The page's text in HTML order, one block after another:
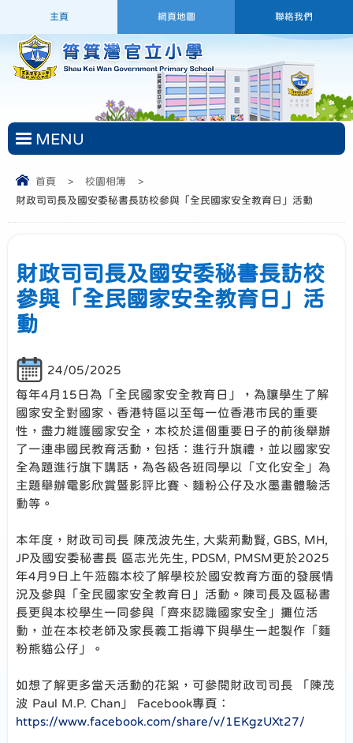
主頁 網頁地圖 聯絡我們
MENU
首頁 > 校園相簿
>
財政司司長及國安委秘書長訪校參與「全民國家安全教育日」活動
財政司司長及國安委秘書長訪校
參與「全民國家安全教育日」活
動
24/05/2025
每年4月15日為「全民國家安全教育日」，為讓學生了解
國家安全對國家、香港特區以至每一位香港市民的重要
性，盡力維護國家安全，本校於這個重要日子的前後舉辦
了一連串國民教育活動，包括：進行升旗禮，並以國家安
全為題進行旗下講話，為各級各班同學以「文化安全」為
主題舉辦電影欣賞暨影評比賽、麵粉公仔及水墨畫體驗活
動等。
本年度，財政司司長 陳茂波先生, 大紫荊勳賢, GBS, MH,
JP及國安委秘書長 區志光先生, PDSM, PMSM更於2025
年4月9日上午蒞臨本校了解學校於國安教育方面的發展情
況及參與「全民國家安全教育日」活動。陳司長及區秘書
長更與本校學生一同參與「齊來認識國家安全」攤位活
動，並在本校老師及家長義工指導下與學生一起製作「麵
粉熊貓公仔」。
如想了解更多當天活動的花絮，可參閱財政司司長 「陳茂
波 Paul M.P. Chan」 Facebook專頁：
https://www.facebook.com/share/v/1EKgzUXt27/